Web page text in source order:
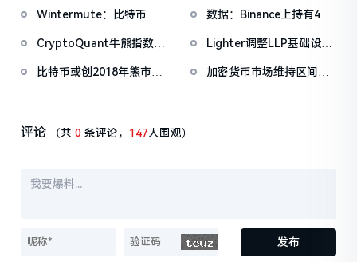
心减弱
称「比特币之春将至」
Wintermute：比特币在
启上行需宏观明朗
数据：Binance上持有475
CEX稳定币流动性的65%
CryptoQuant牛熊指数创
未达「极端熊市」区间
Lighter调整LLP基础设
供更多流动性
比特币或创2018年熊市以
加密货币市场维持区间震
评论 （共0 条评论， 147人围观）
发布